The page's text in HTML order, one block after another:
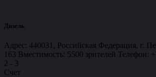
Дизель
Адрес: 440031, Российская Федерация, г.
163 Вместимость: 5500 зрителей Телефон:
2 - 3
Счет